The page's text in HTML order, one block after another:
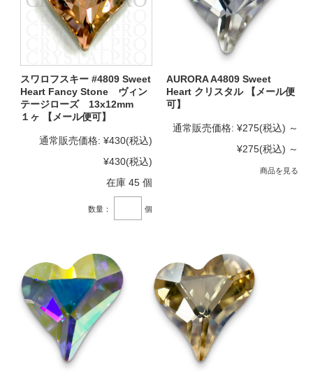
スワロフスキー #4809 Sweet
Heart Fancy Stone ヴィン
テージローズ 13x12mm
１ヶ 【メール便可】
通常販売価格: ¥430(税込)
¥430(税込)
在庫 45 個
数量： 個
AURORA A4809 Sweet
Heart クリスタル 【メール便
可】
通常販売価格: ¥275(税込) ～
¥275(税込) ～
商品を見る